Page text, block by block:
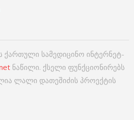
ქართული სამედიცინო ინტერნეტ-
ნაწილი. ქსელი ფუნქციონირებს
ლალი დათეშიძის პროექტის